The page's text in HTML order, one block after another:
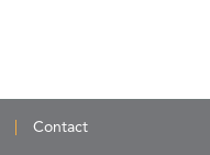
Contact